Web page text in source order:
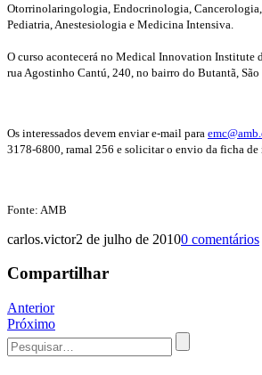
Otorrinolaringologia, Endocrinologia,
Pediatria, Anestesiologia e Medicina Intensiva.
O curso acontecerá no Medical Innovation Institute
rua Agostinho Cantú, 240, no bairro do Butantã, São
Os interessados devem enviar e-mail para
3178-6800, ramal 256 e solicitar o envio da ficha de
Fonte: AMB
carlos.victor2 de julho de 20100 comentários
Compartilhar
Navegação
de
Post
Anterior
Próximo
Procurar
por: